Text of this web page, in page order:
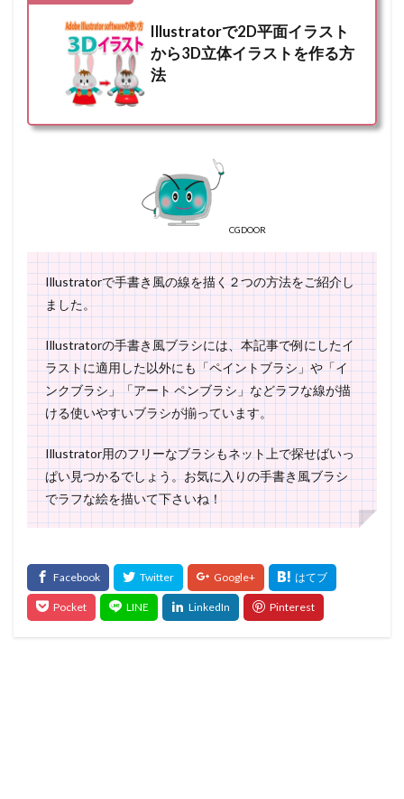
Illustratorで2D平面イラスト
から3D立体イラストを作る方
法
CGDOOR
Illustratorで手書き風の線を描く２つの方法をご紹介し
ました。
Illustratorの手書き風ブラシには、本記事で例にしたイ
ラストに適用した以外にも「ペイントブラシ」や「イ
ンクブラシ」「アート ペンブラシ」などラフな線が描
ける使いやすいブラシが揃っています。
Illustrator用のフリーなブラシもネット上で探せばいっ
ぱい見つかるでしょう。お気に入りの手書き風ブラシ
でラフな絵を描いて下さいね！